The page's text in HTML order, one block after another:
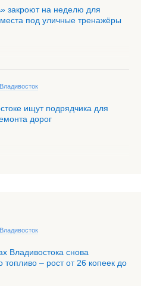
закроют на неделю для
места под уличные тренажёры
Владивосток
ищут подрядчика для
дорог
Владивосток
Владивостока снова
топливо – рост от 26 копеек до